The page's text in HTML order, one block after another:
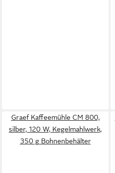
Graef Kaffeemühle CM 800,
silber, 120 W, Kegelmahlwerk,
350 g Bohnenbehälter